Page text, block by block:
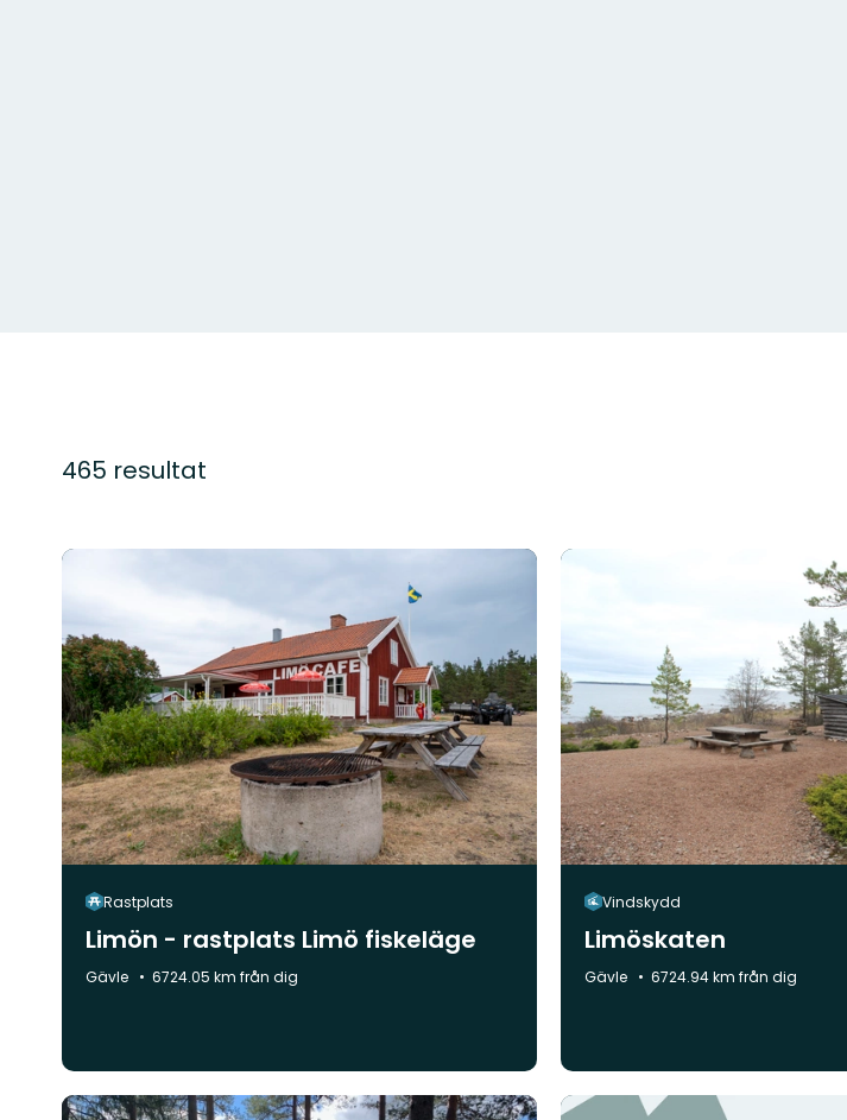
465 resultat
Rastplats
Limön - rastplats Limö fiskeläge
Kommun:
Gävle 6724.05 km från dig
Vindskydd
Limöskaten
Kommun:
Gävle 6724.94 km från dig